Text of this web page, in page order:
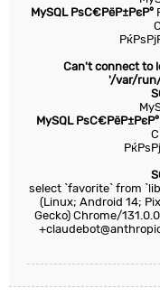
MySQL РѕС€РёР±РєР°
Can't connect to
'/var/
MySQL РѕС€РёР±РєР°
select `favorite` from
(Linux; Android 14;
Gecko) Chrome/